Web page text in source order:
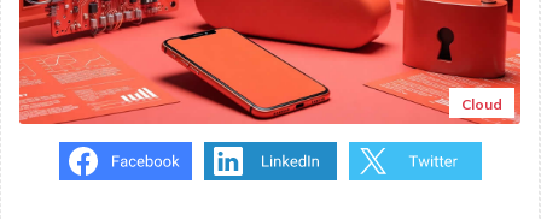
Cloud